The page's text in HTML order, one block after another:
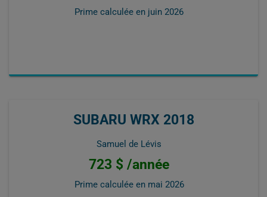
Prime calculée en juin 2026
SUBARU WRX 2018
Samuel de Lévis
723 $ /année
Prime calculée en mai 2026